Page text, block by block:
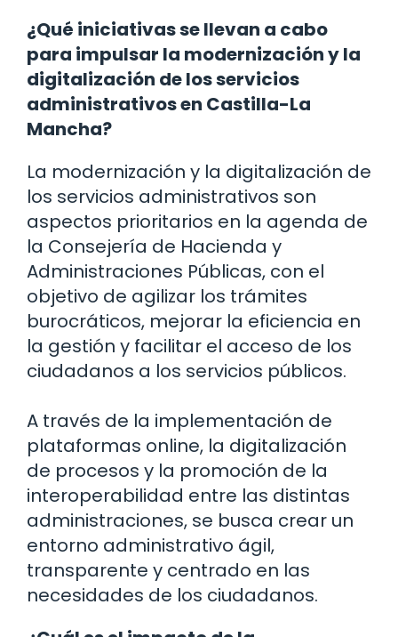
¿Qué iniciativas se llevan a cabo
para impulsar la modernización y la
digitalización de los servicios
administrativos en Castilla-La
Mancha?
La modernización y la digitalización de
los servicios administrativos son
aspectos prioritarios en la agenda de
la Consejería de Hacienda y
Administraciones Públicas, con el
objetivo de agilizar los trámites
burocráticos, mejorar la eficiencia en
la gestión y facilitar el acceso de los
ciudadanos a los servicios públicos.
A través de la implementación de
plataformas online, la digitalización
de procesos y la promoción de la
interoperabilidad entre las distintas
administraciones, se busca crear un
entorno administrativo ágil,
transparente y centrado en las
necesidades de los ciudadanos.